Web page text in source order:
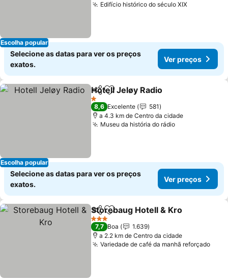
Escolha popular
Edifício histórico do século XIXVer
Selecione as datas para ver os preços
exatos.
Ver preços
Escolha popular
PartilharAdicionar aos favoritos
Hotell Jeløy Radio
1 Estrelas
8,6 Excelente
581
a 4.3 km de Centro da cidade
Museu da história do rádioVer preços
Selecione as datas para ver os preços
exatos.
Ver preços
PartilharAdicionar aos favoritos
Storebaug Hotell & Kro
3 Estrelas
7,7 Boa
1.639
a 2.2 km de Centro da cidade
Variedade de café da manhã reforçadoVer